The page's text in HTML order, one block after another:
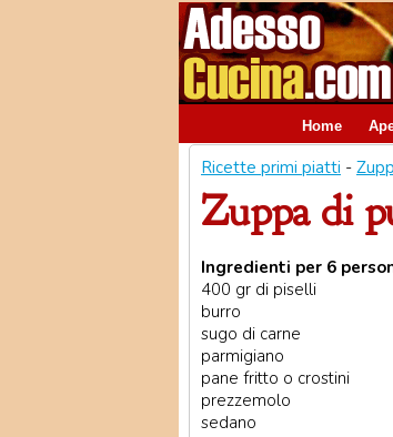
Home
Ricette primi piatti -
Zuppa di
Ingredienti per 6
400 gr di piselli
burro
sugo di carne
parmigiano
pane fritto o crostini
prezzemolo
sedano